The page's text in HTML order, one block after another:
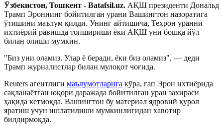
Ўзбекистон, Тошкент - Batafsil.uz. АҚШ президенти Дональд
Трамп Эроннинг бойитилган урани Вашингтон назоратига
ўтишини маълум қилди. Унинг айтишича, Теҳрон уранни
ихтиёрий равишда топшириши ёки АҚШ уни бошқа йўл
билан олиши мумкин.
"Биз уни оламиз. Улар ё беради, ёки биз оламиз", — деди
Трамп журналистлар билан мулоқот чоғида.
Reuters агентлиги маълумотларига кўра, гап Эрон ихтиёрида
сақланаётган юқори даражада бойитилган уран захираси
ҳақида кетмоқда. Вашингтон бу материал ядровий қурол
яратиш учун ишлатилиши мумкинлигидан хавотир
билдирмоқда.